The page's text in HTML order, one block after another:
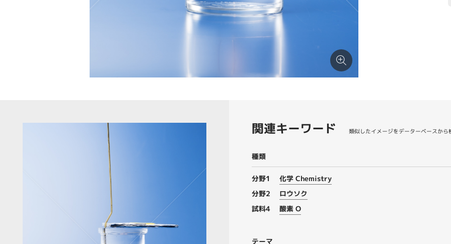
関連キーワード 類似したイメージをデーターベースから
種類
分野1
化学 Chemistry
分野2
ロウソク
試料4
酸素 O
テーマ